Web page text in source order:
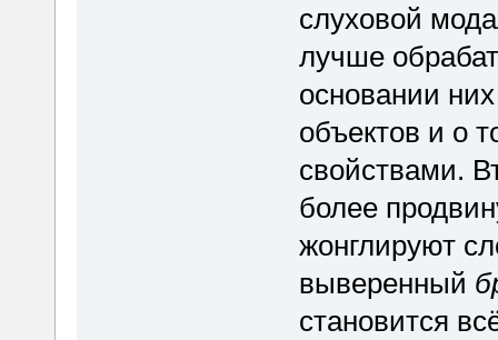
слуховой
лучше
основании
объектов и о
свойствами.
более
жонглируют
выверенный
становится